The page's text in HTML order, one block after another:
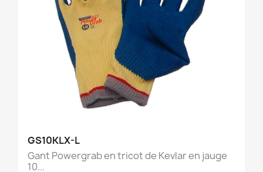
GS10KLX-L
Gant Powergrab en tricot de Kevlar en jauge
10...